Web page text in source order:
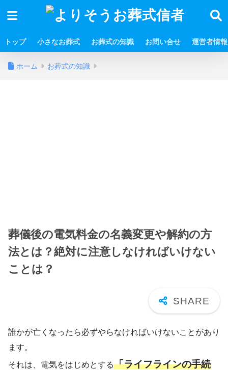
トップ 小さなお葬式 お葬式の知識 お問い合せ 運営者情報
ホーム お葬式の知識
葬儀後の電気料金の名義変更や解約の方
法とは？絶対に注意しなければいけない
ことは？
誰かが亡くなったら必ずやらなければいけないことがあり
ます。
それは、電気をはじめとする「ライフラインの手続